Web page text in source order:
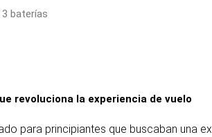
baterías
revoluciona la experiencia de vuelo
para principiantes que buscaban una